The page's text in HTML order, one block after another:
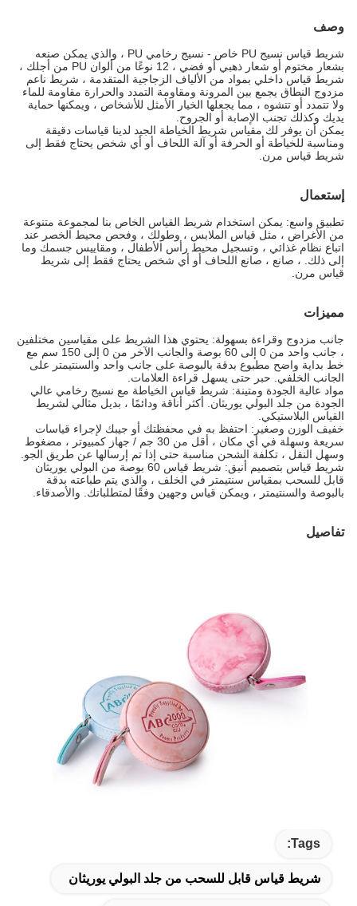
وصف
شريط قياس نسيج PU خاص - نسيج رخامي PU ، والذي يمكن صنعه
بشعار مختوم أو شعار ذهبي أو فضي ، 12 نوعًا من ألوان PU من أجلك ،
شريط قياس داخلي بمواد من الألياف الزجاجية المتقدمة ، شريط ناعم
مزدوج النطاق يجمع بين المرونة ومقاومة التمدد والحرارة مقاومة للماء
ولا تتمدد أو تتشوه ، مما يجعلها الخيار الأمثل للأشخاص ، ويمكنها حماية
يديك وكذلك تجنب الإصابة أو الجروح.
يمكن أن يوفر لك مقياس شريط الخياطة الجيد لدينا قياسات دقيقة
ومناسبة للخياطة أو الحرفة أو آلة اللحاف أو أي شخص يحتاج فقط إلى
شريط قياس مرن.
إستعمال
تطبيق واسع: يمكن استخدام شريط القياس الخاص بنا لمجموعة متنوعة
من الأغراض ، مثل قياس الملابس ، وطولك ، وفحص محيط الخصر عند
اتباع نظام غذائي ، وتسجيل محيط رأس الأطفال ، ومقاييس جسمك وما
إلى ذلك. ، صانع ، صانع اللحاف أو أي شخص يحتاج فقط إلى شريط
قياس مرن.
مميزات
جانب مزدوج وقراءة بسهولة: يحتوي هذا الشريط على مقياسين مختلفين
، جانب واحد من 0 إلى 60 بوصة والجانب الآخر من 0 إلى 150 سم مع
خط بداية واضح مطبوع بدقة بالبوصة على جانب واحد والسنتيمتر على
الجانب الخلفي. حبر حتى يسهل قراءة العلامات.
مواد عالية الجودة ومتينة: شريط قياس الخياطة مع نسيج رخامي عالي
الجودة من جلد البولي يوريثان. أكثر أناقة ودائمًا ، بديل مثالي لشريط
القياس البلاستيكي.
خفيف الوزن وصغير: احتفظ به في محفظتك أو جيبك لإجراء قياسات
سريعة وسهلة في أي مكان ، أقل من 30 جم / جهاز كمبيوتر ، مضغوط
وسهل النقل ، تكلفة الشحن مناسبة حتى إذا تم إرسالها عن طريق الجو.
شريط قياس بتصميم أنيق: شريط قياس 60 بوصة من البولي يوريثان
قابل للسحب بمقياس سنتيمتر في الخلف ، والذي يتم طباعته بدقة
بالبوصة والسنتيمتر ، ويمكن قياس وجهين وفقًا لمتطلباتك. والأصدقاء.
تفاصيل
Tags:
شريط قياس قابل للسحب من جلد البولي يوريثان